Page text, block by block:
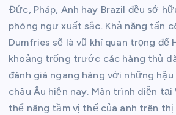
Đức, Pháp, Anh hay Brazil đều sở
phòng ngự xuất sắc. Khả năng tấn
Dumfries sẽ là vũ khí quan trọng để
khoảng trống trước các hàng thủ
đánh giá ngang hàng với những
châu Âu hiện nay. Màn trình diễn
thể nâng tầm vị thế của anh trên